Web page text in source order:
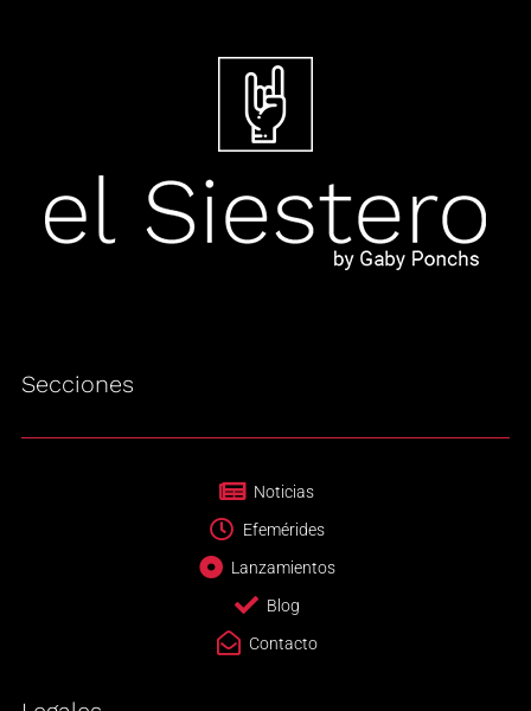
Secciones
Noticias
Efemérides
Lanzamientos
Blog
Contacto